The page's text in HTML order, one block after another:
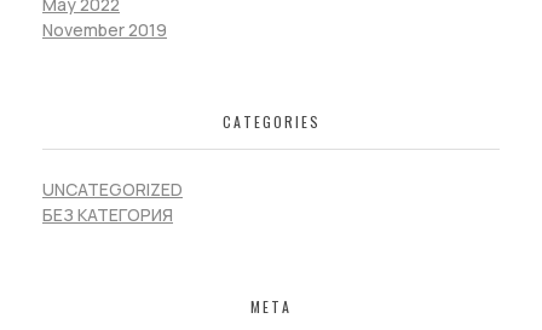
November 2019
CATEGORIES
UNCATEGORIZED
БЕЗ КАТЕГОРИЯ
META